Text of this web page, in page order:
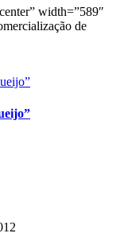
width=”589″
de